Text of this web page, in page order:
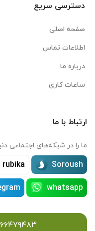
دسترسی سریع
صفحه اصلی
اطلاعات تماس
درباره ما
ساعات کاری
ارتباط با ما
ما را در شبکه‌های اجتماعی
Soroush
rubika
whatsapp